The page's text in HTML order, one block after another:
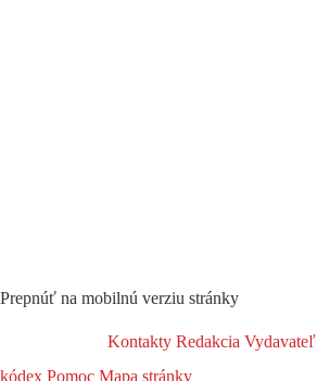
Prepnúť na mobilnú verziu stránky
Kontakty Redakcia Vydavateľ
kódex Pomoc Mapa stránky